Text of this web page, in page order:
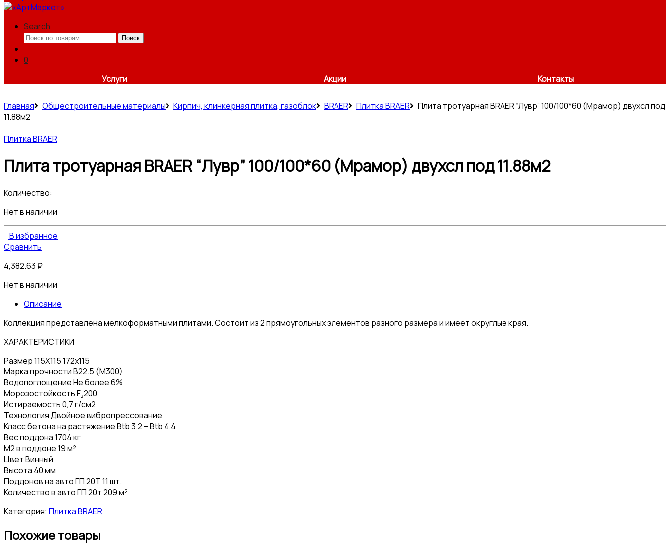
Search
Искать:
Поиск
0
Услуги
Акции Контакты
Главная Общестроительные материалы Кирпич, клинкерная плитка, газоблок BRAER Плитка BRAER
Плита тротуарная BRAER “Лувр” 100/100*60 (Мрамор) двухсл под
11.88м2
Плитка BRAER
Плита тротуарная BRAER “Лувр” 100/100*60 (Мрамор) двухсл под 11.88м2
Количество:
Нет в наличии
В избранное
Сравнить
4,382.63 ₽
Нет в наличии
Описание
Коллекция представлена мелкоформатными плитами. Состоит из 2 прямоугольных элементов разного размера и имеет округлые края.
ХАРАКТЕРИСТИКИ
Размер 115Х115 172х115
Марка прочности B22.5 (M300)
Водопоглощение Не более 6%
Морозостойкость F₂200
Истираемость 0,7 г/см2
Технология Двойное вибропрессование
Класс бетона на растяжение Btb 3.2 – Btb 4.4
Вес поддона 1704 кг
М2 в поддоне 19 м²
Цвет Винный
Высота 40 мм
Поддонов на авто ГП 20Т 11 шт.
Количество в авто ГП 20т 209 м²
Категория: Плитка BRAER
Похожие товары